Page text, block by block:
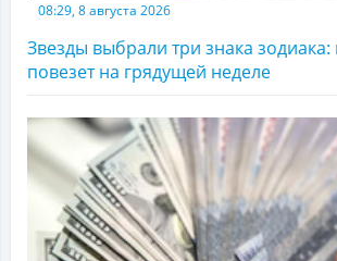
08:29, 8 августа 2026
Звезды выбрали три знака
повезет на грядущей неделе